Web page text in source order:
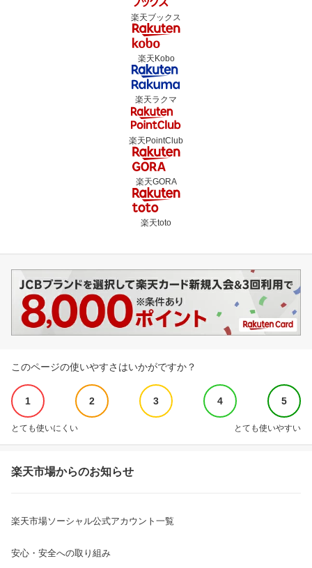
楽天ブックス
楽天Kobo
楽天ラクマ
楽天PointClub
楽天GORA
楽天toto
このページの使いやすさはいかがですか？
1 2 3 4 5
とても使いにくい とても使いやすい
楽天市場からのお知らせ
楽天市場ソーシャル公式アカウント一覧
安心・安全への取り組み